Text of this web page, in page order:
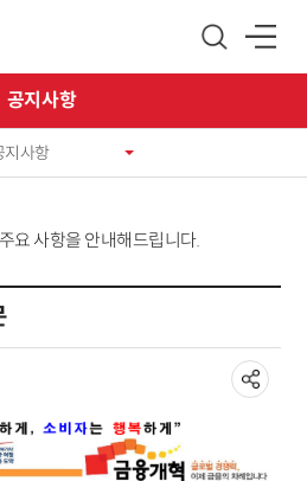
공지사항
지사항
요 사항을 안내해드립니다.